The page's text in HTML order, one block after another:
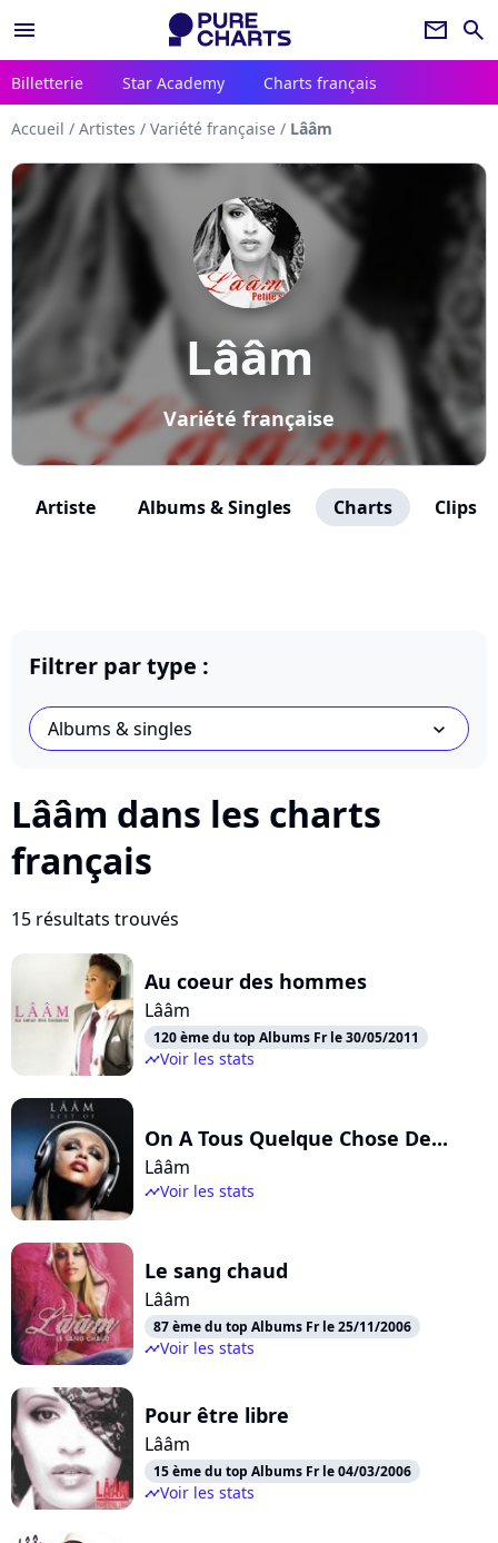
menu newsletter search
Billetterie Star Academy Charts français
Accueil / Artistes / Variété française / Lââm
Lââm
Variété française
Artiste Albums & Singles Charts Clips
Filtrer par type :
Albums & singles chevron_bot
Lââm dans les charts
français
15 résultats trouvés
Au coeur des hommes
Lââm
120 ème du top Albums Fr le 30/05/2011
timelineVoir les stats
On A Tous Quelque Chose De...
Lââm
timelineVoir les stats
Le sang chaud
Lââm
87 ème du top Albums Fr le 25/11/2006
timelineVoir les stats
Pour être libre
Lââm
15 ème du top Albums Fr le 04/03/2006
timelineVoir les stats